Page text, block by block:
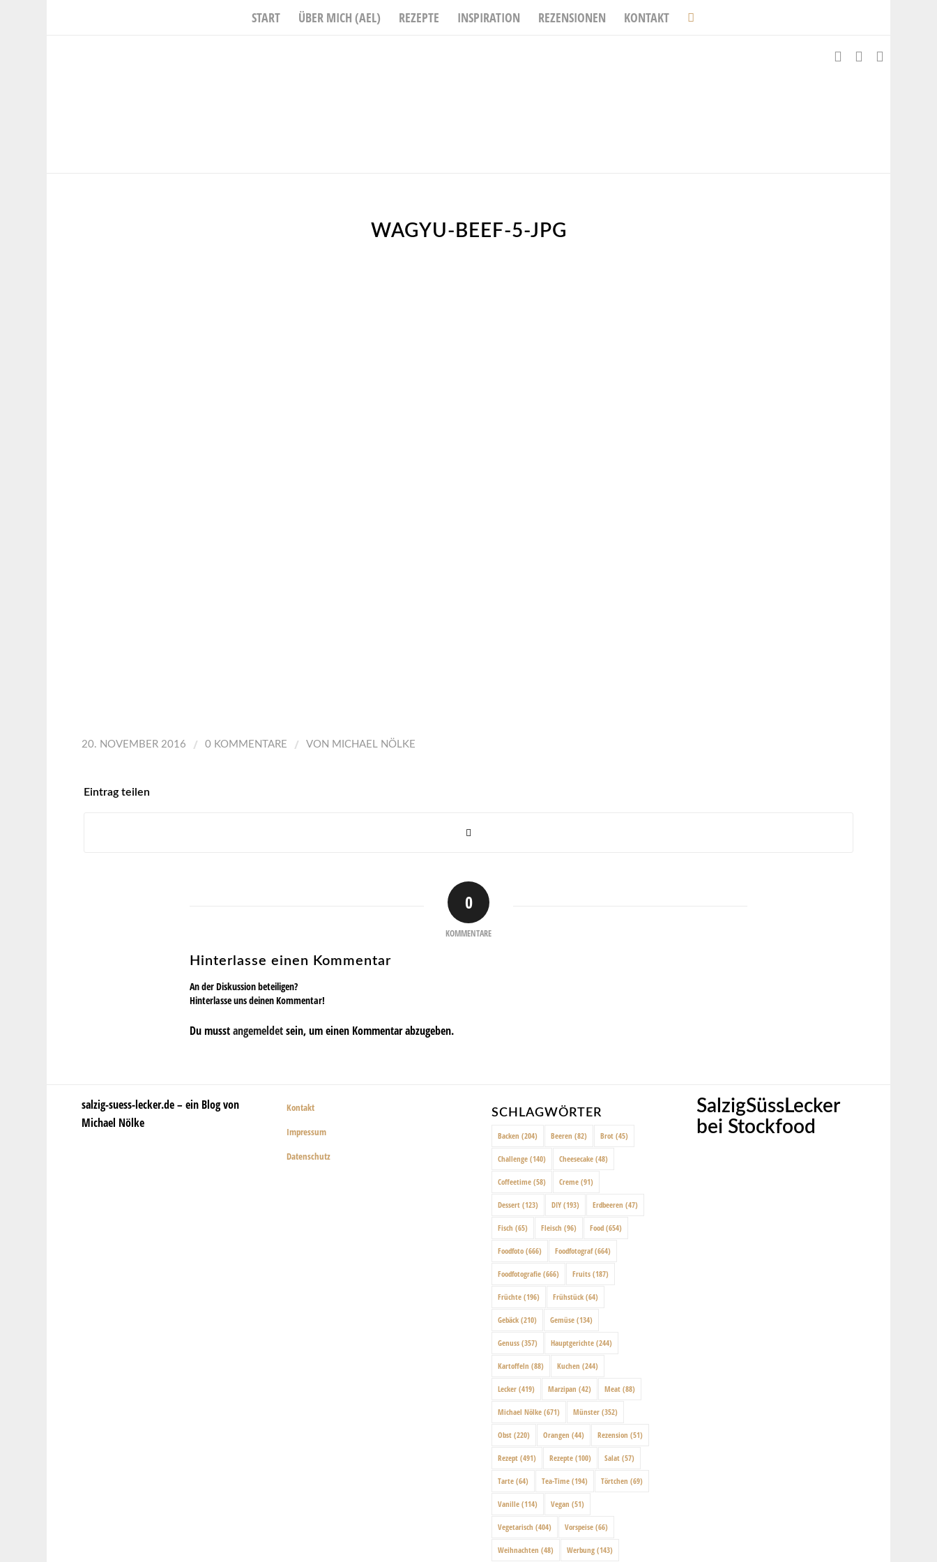
START ÜBER MICH (AEL) REZEPTE INSPIRATION REZENSIONEN KONTAKT
WAGYU-BEEF-5-JPG
20. NOVEMBER 2016 / 0 KOMMENTARE / VON MICHAEL NÖLKE
Eintrag teilen
0
KOMMENTARE
Hinterlasse einen Kommentar
An der Diskussion beteiligen?
Hinterlasse uns deinen Kommentar!
Du musstangemeldetsein, um einen Kommentar abzugeben.
salzig-suess-lecker.de – ein Blog von
Michael Nölke
Kontakt
Impressum
Datenschutz
SCHLAGWÖRTER
Backen (204) Beeren (82) Brot (45)
Challenge (140) Cheesecake (48)
Coffeetime (58) Creme (91)
Dessert (123) DIY (193) Erdbeeren (47)
Fisch (65) Fleisch (96) Food (654)
Foodfoto (666) Foodfotograf(664)
Foodfotografie (666) Fruits (187)
Früchte (196) Frühstück (64)
Gebäck (210) Gemüse (134)
Genuss (357) Hauptgerichte (244)
Kartoffeln (88) Kuchen (244)
Lecker (419) Marzipan (42) Meat (88)
Michael Nölke (671) Münster (352)
Obst (220) Orangen (44) Rezension (51)
Rezept (491) Rezepte (100) Salat (57)
Tarte (64) Tea-Time (194) Törtchen (69)
Vanille (114) Vegan (51)
Vegetarisch (404) Vorspeise (66)
Weihnachten (48) Werbung (143)
SalzigSüssLecker
bei Stockfood